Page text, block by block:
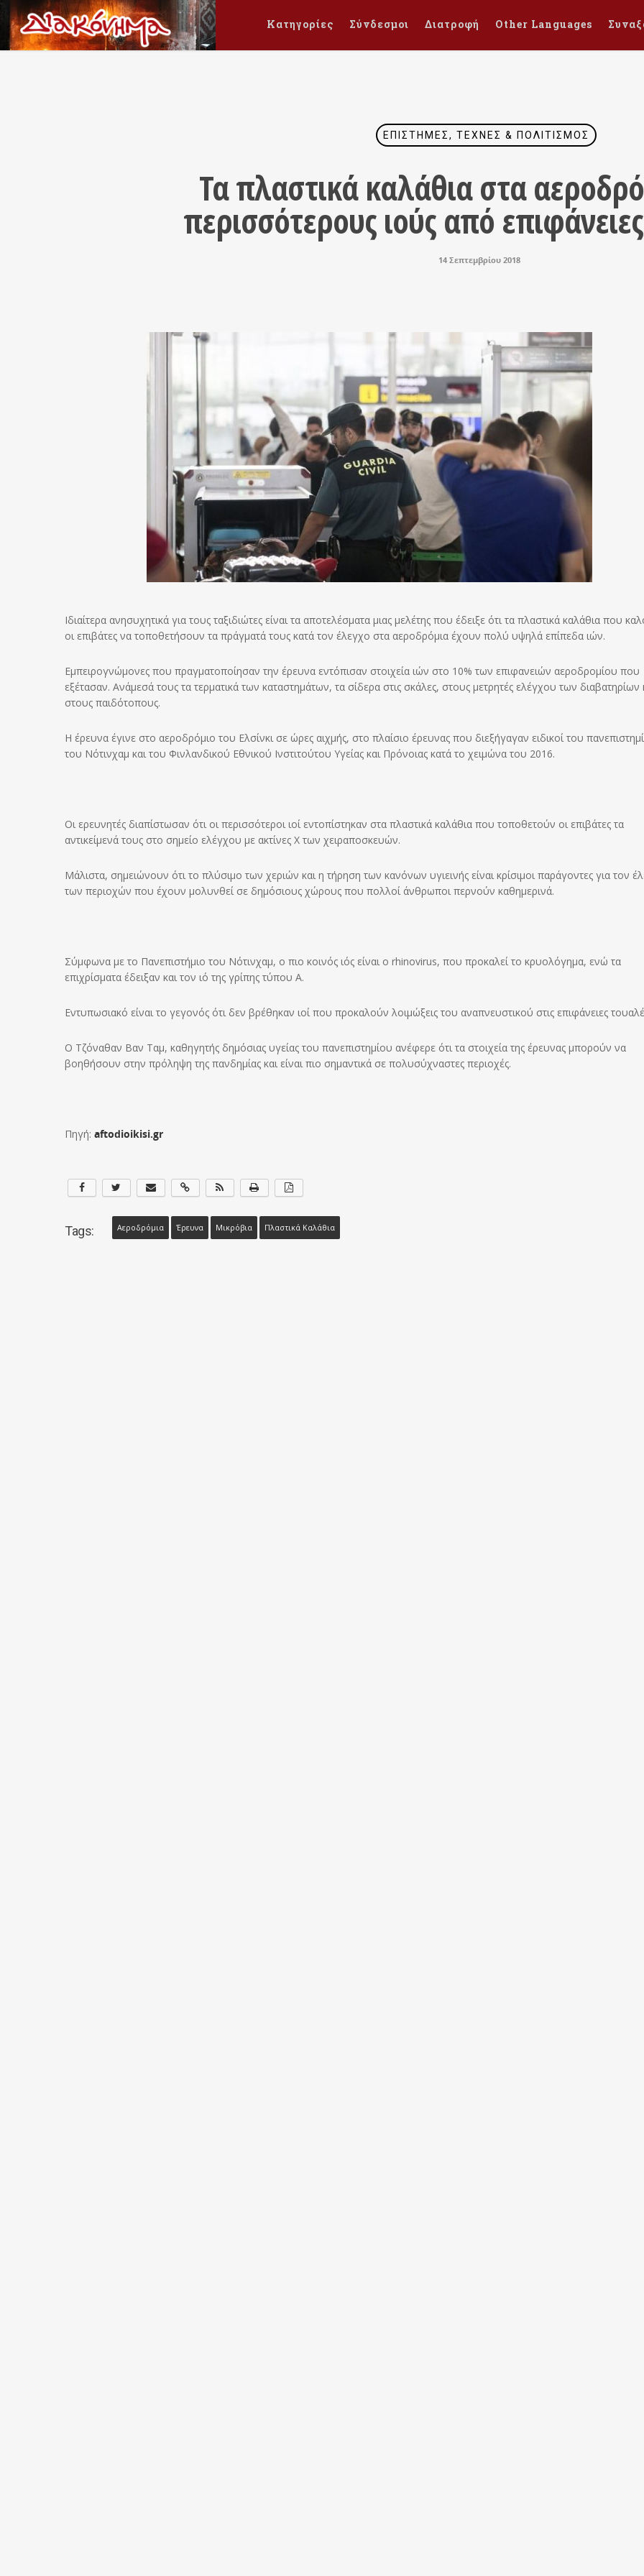
Κατηγορίες Σύνδεσμοι Διατροφή Other Languages
ΕΠΙΣΤΉΜΕΣ, ΤΈΧΝΕΣ & ΠΟΛΙΤΙΣΜΌΣ
Τα πλαστικά καλάθια στα
περισσότερους ιούς από
14 Σεπτεμβρίου 2018
Ιδιαίτερα ανησυχητικά για τους ταξιδιώτες είναι τα αποτελέσματα μιας μελέτης που έδειξε ότι τα πλαστικά καλάθια που
οι επιβάτες να τοποθετήσουν τα πράγματά τους κατά τον έλεγχο στα αεροδρόμια έχουν πολύ υψηλά επίπεδα ιών.
Εμπειρογνώμονες που πραγματοποίησαν την έρευνα εντόπισαν στοιχεία ιών στο 10% των επιφανειών αεροδρομίου που
εξέτασαν. Ανάμεσά τους τα τερματικά των καταστημάτων, τα σίδερα στις σκάλες, στους μετρητές ελέγχου των διαβατηρίων
στους παιδότοπους.
Η έρευνα έγινε στο αεροδρόμιο του Ελσίνκι σε ώρες αιχμής, στο πλαίσιο έρευνας που διεξήγαγαν ειδικοί του
του Νότινχαμ και του Φινλανδικού Εθνικού Ινστιτούτου Υγείας και Πρόνοιας κατά το χειμώνα του 2016.
Οι ερευνητές διαπίστωσαν ότι οι περισσότεροι ιοί εντοπίστηκαν στα πλαστικά καλάθια που τοποθετούν οι επιβάτες τα
αντικείμενά τους στο σημείο ελέγχου με ακτίνες Χ των χειραποσκευών.
Μάλιστα, σημειώνουν ότι το πλύσιμο των χεριών και η τήρηση των κανόνων υγιεινής είναι κρίσιμοι παράγοντες για τον
των περιοχών που έχουν μολυνθεί σε δημόσιους χώρους που πολλοί άνθρωποι περνούν καθημερινά.
Σύμφωνα με το Πανεπιστήμιο του Νότινχαμ, ο πιο κοινός ιός είναι ο rhinovirus, που προκαλεί το κρυολόγημα, ενώ τα
επιχρίσματα έδειξαν και τον ιό της γρίπης τύπου Α.
Εντυπωσιακό είναι το γεγονός ότι δεν βρέθηκαν ιοί που προκαλούν λοιμώξεις του αναπνευστικού στις επιφάνειες
Ο Τζόναθαν Βαν Ταμ, καθηγητής δημόσιας υγείας του πανεπιστημίου ανέφερε ότι τα στοιχεία της έρευνας μπορούν να
βοηθήσουν στην πρόληψη της πανδημίας και είναι πιο σημαντικά σε πολυσύχναστες περιοχές.
Πηγή: aftodioikisi.gr
Tags: Αεροδρόµια Έρευνα Μικρόβια Πλαστικά Καλάθια